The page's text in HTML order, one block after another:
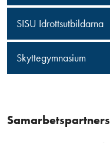
SISU Idrottsutbildarna
Skyttegymnasium
Samarbetspartners